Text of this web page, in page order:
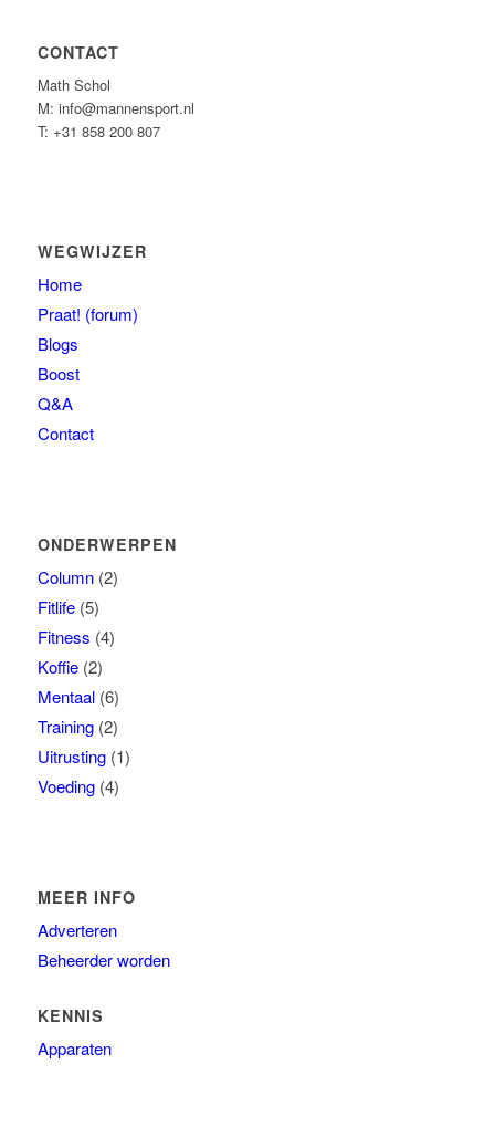
CONTACT
Math Schol
M: info@mannensport.nl
T: +31 858 200 807
WEGWIJZER
Home
Praat! (forum)
Blogs
Boost
Q&A
Contact
ONDERWERPEN
Column(2)
Fitlife(5)
Fitness (4)
Koffie(2)
Mentaal(6)
Training(2)
Uitrusting(1)
Voeding(4)
MEER INFO
Adverteren
Beheerder worden
KENNIS
Apparaten